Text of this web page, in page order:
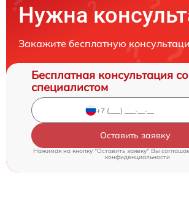
Нужна
Закажите бесплатную
Бесплатная консультация со
специалистом
Оставить заявку
Нажимая на кнопку "Оставить заявку" Вы
конфиденциальности